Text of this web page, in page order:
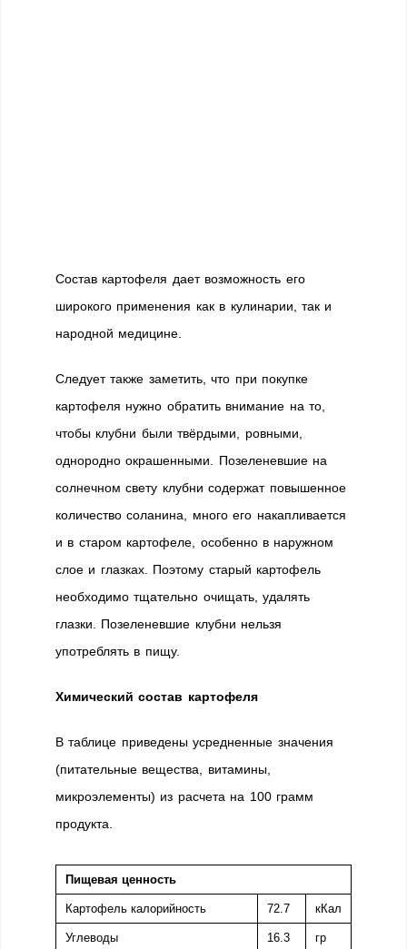
Состав картофеля дает возможность его
широкого применения как в кулинарии, так и
народной медицине.
Следует также заметить, что при покупке
картофеля нужно обратить внимание на то,
чтобы клубни были твёрдыми, ровными,
однородно окрашенными. Позеленевшие на
солнечном свету клубни содержат повышенное
количество соланина, много его накапливается
и в старом картофеле, особенно в наружном
слое и глазках. Поэтому старый картофель
необходимо тщательно очищать, удалять
глазки. Позеленевшие клубни нельзя
употреблять в пищу.
Химический состав картофеля
В таблице приведены усредненные значения
(питательные вещества, витамины,
микроэлементы) из расчета на 100 грамм
продукта.
Пищевая ценность
Картофель калорийность 72.7 кКал
Углеводы 16.3 гр